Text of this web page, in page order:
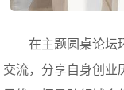
在主题圆桌论坛
交流，分享自身创业